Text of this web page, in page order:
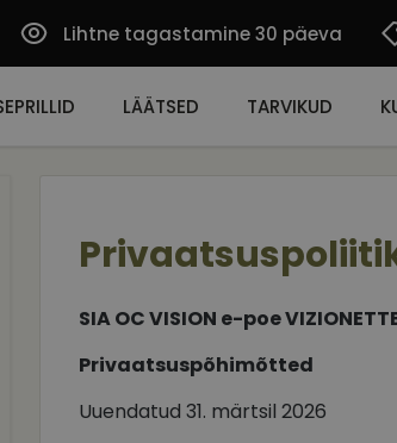
Lihtne tagastamine 30 päeva
LÄÄTSED TARVIKUD
SIA OC VISION e-poe
Privaatsuspõhimõtted
Uuendatud 31. märtsil 2026